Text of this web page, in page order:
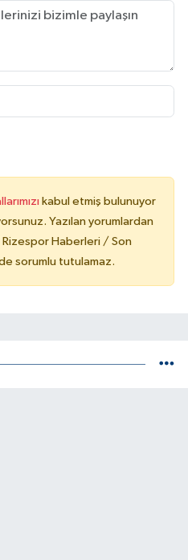
kabul etmiş bulunuyor
Yazılan yorumlardan
Haberleri / Son
sorumlu tutulamaz.